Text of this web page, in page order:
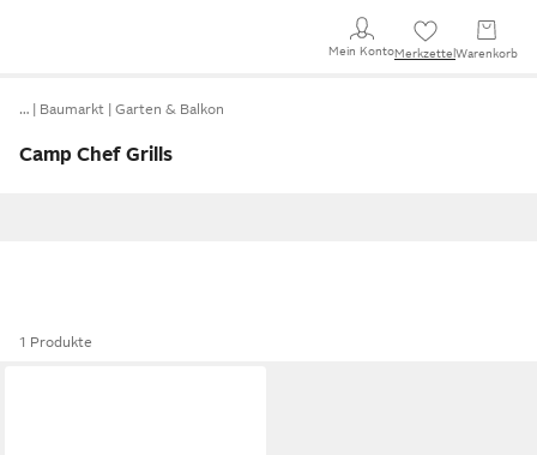
Mein KontoMerkzettel Warenkorb
… Baumarkt Garten & Balkon
Camp Chef Grills
1 Produkte